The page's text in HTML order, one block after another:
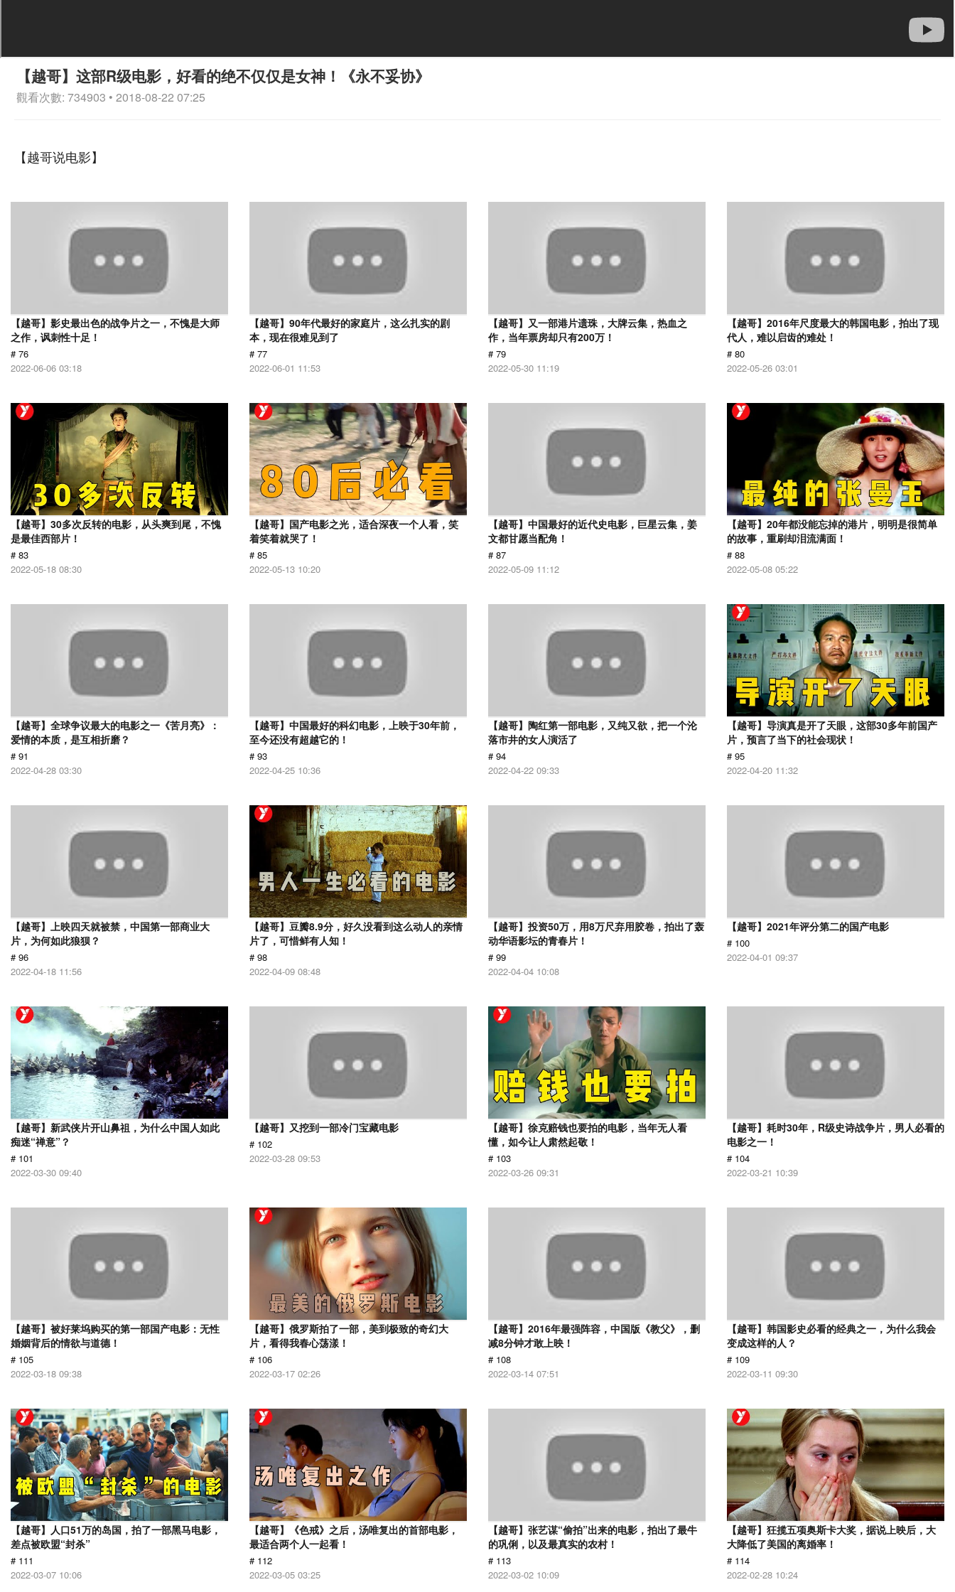
【越哥】这部R级电影，好看的绝不仅仅是女神！《永不妥协》
觀看次數: 734903 • 2018-08-22 07:25
【越哥说电影】
【越哥】影史最出色的战争片之一，不愧是大师
之作，讽刺性十足！
# 76
2022-06-06 03:18
【越哥】90年代最好的家庭片，这么扎实的剧
本，现在很难见到了
# 77
2022-06-01 11:53
【越哥】又一部港片遗珠，大牌云集，热血之
作，当年票房却只有200万！
# 79
2022-05-30 11:19
【越哥】2016年尺度最大的韩国电影，拍出了现
代人，难以启齿的难处！
# 80
2022-05-26 03:01
【越哥】30多次反转的电影，从头爽到尾，不愧
是最佳西部片！
# 83
2022-05-18 08:30
【越哥】国产电影之光，适合深夜一个人看，笑
着笑着就哭了！
# 85
2022-05-13 10:20
【越哥】中国最好的近代史电影，巨星云集，姜
文都甘愿当配角！
# 87
2022-05-09 11:12
【越哥】20年都没能忘掉的港片，明明是很简单
的故事，重刷却泪流满面！
# 88
2022-05-08 05:22
【越哥】全球争议最大的电影之一《苦月亮》：
爱情的本质，是互相折磨？
# 91
2022-04-28 03:30
【越哥】中国最好的科幻电影，上映于30年前，
至今还没有超越它的！
# 93
2022-04-25 10:36
【越哥】陶红第一部电影，又纯又欲，把一个沦
落市井的女人演活了
# 94
2022-04-22 09:33
【越哥】导演真是开了天眼，这部30多年前国产
片，预言了当下的社会现状！
# 95
2022-04-20 11:32
【越哥】上映四天就被禁，中国第一部商业大
片，为何如此狼狈？
# 96
2022-04-18 11:56
【越哥】豆瓣8.9分，好久没看到这么动人的亲情
片了，可惜鲜有人知！
# 98
2022-04-09 08:48
【越哥】投资50万，用8万尺弃用胶卷，拍出了轰
动华语影坛的青春片！
# 99
2022-04-04 10:08
【越哥】2021年评分第二的国产电影
# 100
2022-04-01 09:37
【越哥】新武侠片开山鼻祖，为什么中国人如此
痴迷“禅意”？
# 101
2022-03-30 09:40
【越哥】又挖到一部冷门宝藏电影
# 102
2022-03-28 09:53
【越哥】徐克赔钱也要拍的电影，当年无人看
懂，如今让人肃然起敬！
# 103
2022-03-26 09:31
【越哥】耗时30年，R级史诗战争片，男人必看的
电影之一！
# 104
2022-03-21 10:39
【越哥】被好莱坞购买的第一部国产电影：无性
婚姻背后的情欲与道德！
# 105
2022-03-18 09:38
【越哥】俄罗斯拍了一部，美到极致的奇幻大
片，看得我春心荡漾！
# 106
2022-03-17 02:26
【越哥】2016年最强阵容，中国版《教父》，删
减8分钟才敢上映！
# 108
2022-03-14 07:51
【越哥】韩国影史必看的经典之一，为什么我会
变成这样的人？
# 109
2022-03-11 09:30
【越哥】人口51万的岛国，拍了一部黑马电影，
差点被欧盟“封杀”
# 111
2022-03-07 10:06
【越哥】《色戒》之后，汤唯复出的首部电影，
最适合两个人一起看！
# 112
2022-03-05 03:25
【越哥】张艺谋“偷拍”出来的电影，拍出了最牛
的巩俐，以及最真实的农村！
# 113
2022-03-02 10:09
【越哥】狂揽五项奥斯卡大奖，据说上映后，大
大降低了美国的离婚率！
# 114
2022-02-28 10:24